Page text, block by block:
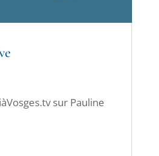
sur Pauline